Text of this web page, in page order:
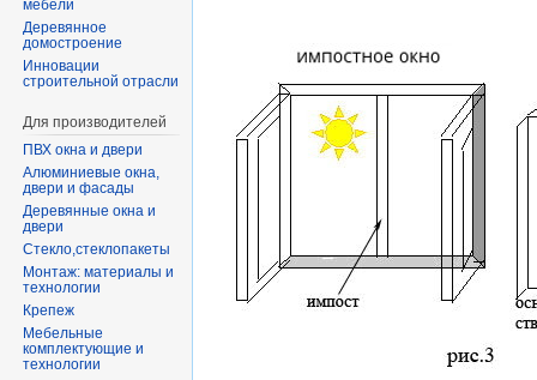
мебели
Деревянное
домостроение
Инновации
строительной отрасли
Для производителей
ПВХ окна и двери
Алюминиевые окна,
двери и фасады
Деревянные окна и
двери
Стекло,стеклопакеты
Монтаж: материалы и
технологии
Крепеж
Мебельные
комплектующие и
технологии